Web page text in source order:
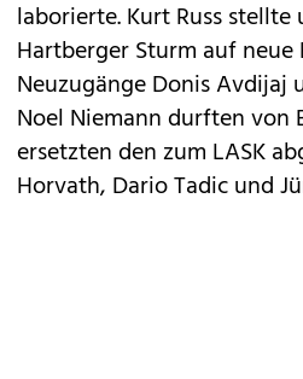
laborierte. Kurt Russ stellte
Hartberger Sturm auf neue
Neuzugänge Donis Avdijaj
Noel Niemann durften von
ersetzten den zum LASK
Horvath, Dario Tadic und